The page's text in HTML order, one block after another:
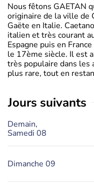
Nous fêtons GAETAN
originaire de la ville de
Gaëte en Italie.
italien et très courant
Espagne puis en
le 17ème siècle. Il est
très populaire dans les
plus rare, tout en
jours suivants
Demain,
Samedi 08
Dimanche 09